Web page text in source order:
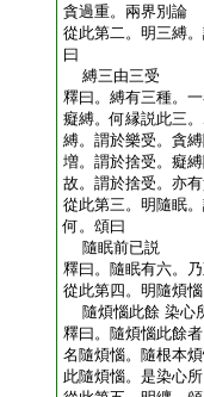
貪過重。兩界別論
從此第二。明三縛
曰
縛三由三受
釋曰。縛有三種。
癡縛。何縁説此三
縛。謂於樂受。貪
増。謂於捨受。癡
故。謂於捨受。亦
從此第三。明隨眠
何。頌曰
隨眠前已説
釋曰。隨眠有六。
從此第四。明隨煩
隨煩惱此餘 染心
釋曰。隨煩惱此餘
名隨煩惱。隨根本
此隨煩惱。是染心